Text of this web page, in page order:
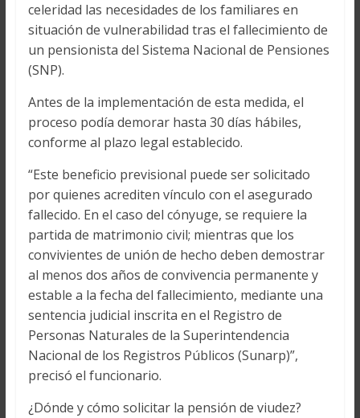
celeridad las necesidades de los familiares en
situación de vulnerabilidad tras el fallecimiento de
un pensionista del Sistema Nacional de Pensiones
(SNP).
Antes de la implementación de esta medida, el
proceso podía demorar hasta 30 días hábiles,
conforme al plazo legal establecido.
“Este beneficio previsional puede ser solicitado
por quienes acrediten vínculo con el asegurado
fallecido. En el caso del cónyuge, se requiere la
partida de matrimonio civil; mientras que los
convivientes de unión de hecho deben demostrar
al menos dos años de convivencia permanente y
estable a la fecha del fallecimiento, mediante una
sentencia judicial inscrita en el Registro de
Personas Naturales de la Superintendencia
Nacional de los Registros Públicos (Sunarp)”,
precisó el funcionario.
¿Dónde y cómo solicitar la pensión de viudez?